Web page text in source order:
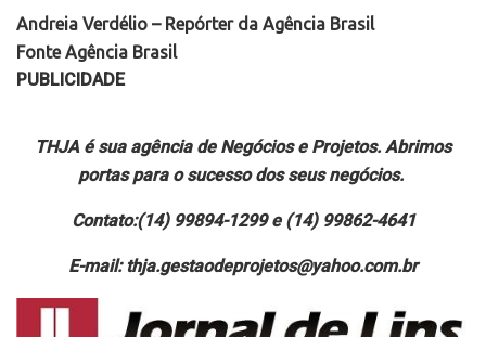
Andreia Verdélio – Repórter da Agência Brasil
Fonte Agência Brasil
PUBLICIDADE
THJA é sua agência de Negócios e Projetos. Abrimos
portas para o sucesso dos seus negócios.
Contato:(14) 99894-1299 e (14) 99862-4641
E-mail: thja.gestaodeprojetos@yahoo.com.br